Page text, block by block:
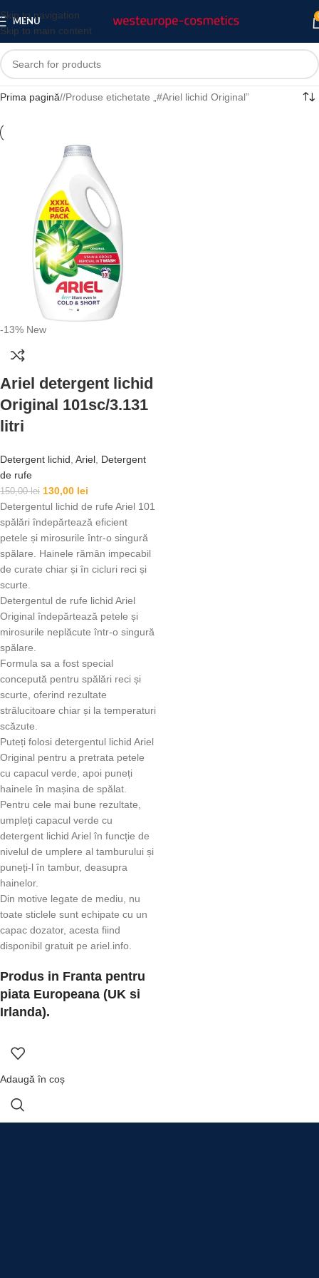
Skip to navigation
Skip to main content
MENU
Prima pagină/ Produse etichetate „#Ariel lichid Original”
-13% New
Ariel detergent lichid
Original 101sc/3.131
litri
Detergent lichid Ariel Detergent
de rufe
150,00lei 130,00 lei
Detergentul lichid de rufe Ariel 101
spălări îndepărtează eficient
petele și mirosurile într-o singură
spălare. Hainele rămân impecabil
de curate chiar și în cicluri reci și
scurte.
Detergentul de rufe lichid Ariel
Original îndepărtează petele și
mirosurile neplăcute într-o singură
spălare.
Formula sa a fost special
concepută pentru spălări reci și
scurte, oferind rezultate
strălucitoare chiar și la temperaturi
scăzute.
Puteți folosi detergentul lichid Ariel
Original pentru a pretrata petele
cu capacul verde, apoi puneți
hainele în mașina de spălat.
Pentru cele mai bune rezultate,
umpleți capacul verde cu
detergent lichid Ariel în funcție de
nivelul de umplere al tamburului și
puneți-l în tambur, deasupra
hainelor.
Din motive legate de mediu, nu
toate sticlele sunt echipate cu un
capac dozator, acesta fiind
disponibil gratuit pe ariel.info.
Produs in Franta pentru
piata Europeana (UK si
Irlanda).
Adaugă în coș